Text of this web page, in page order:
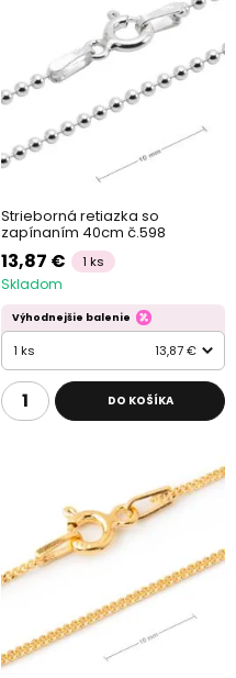
Strieborná retiazka so
zapínaním 40cm č.598
13,87 € 1 ks
Skladom
Výhodnejšie balenie
1 ks 13,87 €
DO KOŠÍKA